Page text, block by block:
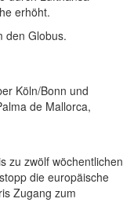
erhöht.
den Globus.
Köln/Bonn und
de Mallorca,
zu zwölf wöchentlichen
die europäische
Zugang zum